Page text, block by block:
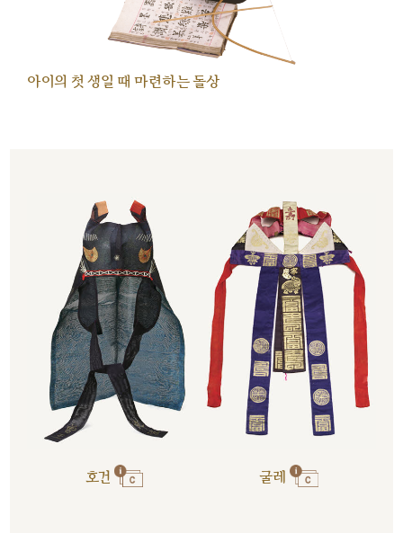
아이의 첫 생일 때 마련하는 돌상
호건 굴레